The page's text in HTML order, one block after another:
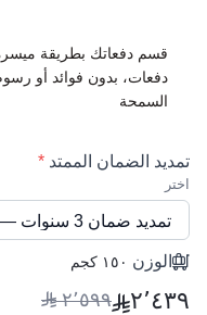
دفعات، بدون فوائد أو
السمحة
تمديد الضمان الممتد *
اختر
الوزن ١٥٠ كجم
٢٬٤٣٩ ٢٬٥٩٩